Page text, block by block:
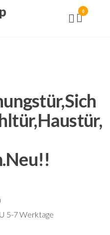
0
5-7 Werktage